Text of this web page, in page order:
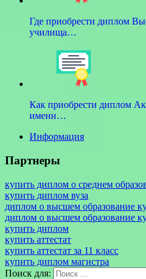
Где приобрести диплом
училища…
Как приобрести диплом
имени…
Информация
Партнеры
купить диплом о среднем
купить диплом вуза
диплом о высшем образование
диплом о высшем образование
купить диплом
купить аттестат
купить аттестат за 11 класс
купить диплом магистра
Поиск для: